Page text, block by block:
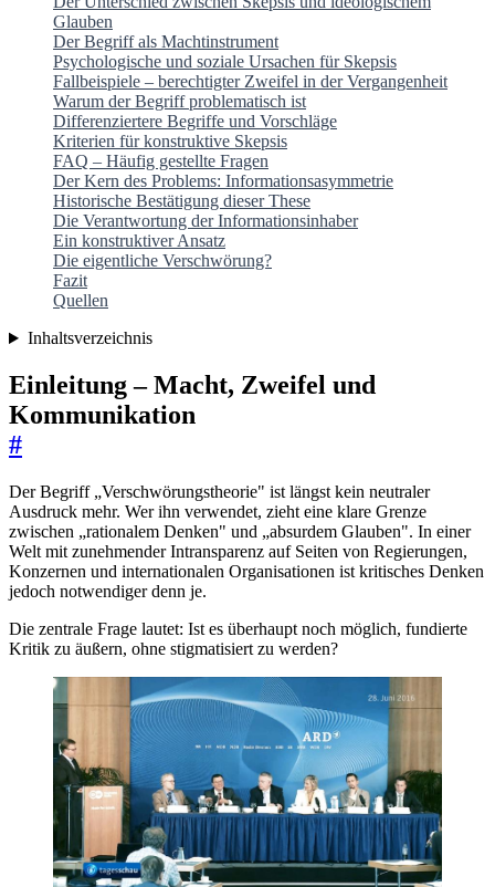
Glauben
Der Begriff als Machtinstrument
Psychologische und soziale Ursachen für Skepsis
Fallbeispiele – berechtigter Zweifel in der Vergangenheit
Warum der Begriff problematisch ist
Differenziertere Begriffe und Vorschläge
Kriterien für konstruktive Skepsis
FAQ – Häufig gestellte Fragen
Der Kern des Problems: Informationsasymmetrie
Historische Bestätigung dieser These
Die Verantwortung der Informationsinhaber
Ein konstruktiver Ansatz
Die eigentliche Verschwörung?
Fazit
Quellen
Inhaltsverzeichnis
Einleitung – Macht, Zweifel und
Kommunikation
#
Der Begriff „Verschwörungstheorie" ist längst kein neutraler
Ausdruck mehr. Wer ihn verwendet, zieht eine klare Grenze
zwischen „rationalem Denken" und „absurdem Glauben". In einer
Welt mit zunehmender Intransparenz auf Seiten von Regierungen,
Konzernen und internationalen Organisationen ist kritisches Denken
jedoch notwendiger denn je.
Die zentrale Frage lautet: Ist es überhaupt noch möglich, fundierte
Kritik zu äußern, ohne stigmatisiert zu werden?